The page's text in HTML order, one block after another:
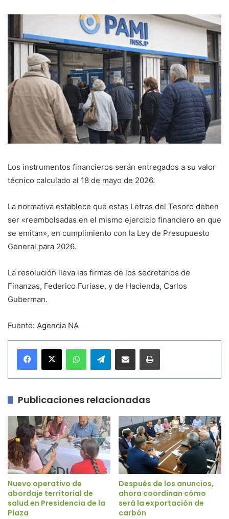
Los instrumentos financieros serán entregados a su valor
técnico calculado al 18 de mayo de 2026.
La normativa establece que estas Letras del Tesoro deben
ser «reembolsadas en el mismo ejercicio financiero en que
se emitan», en cumplimiento con la Ley de Presupuesto
General para 2026.
La resolución lleva las firmas de los secretarios de
Finanzas, Federico Furiase, y de Hacienda, Carlos
Guberman.
Fuente: Agencia NA
Telegram
Publicaciones relacionadas
Nuevo operativo de
abordaje territorial de
salud en Presidencia de la
Plaza
Después de los anuncios,
ahora coordinan cómo
será la exportación de
carbón